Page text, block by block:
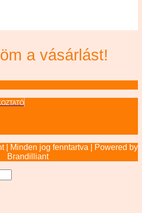
a vásárlást!
| Minden jog fenntartva | Powered by